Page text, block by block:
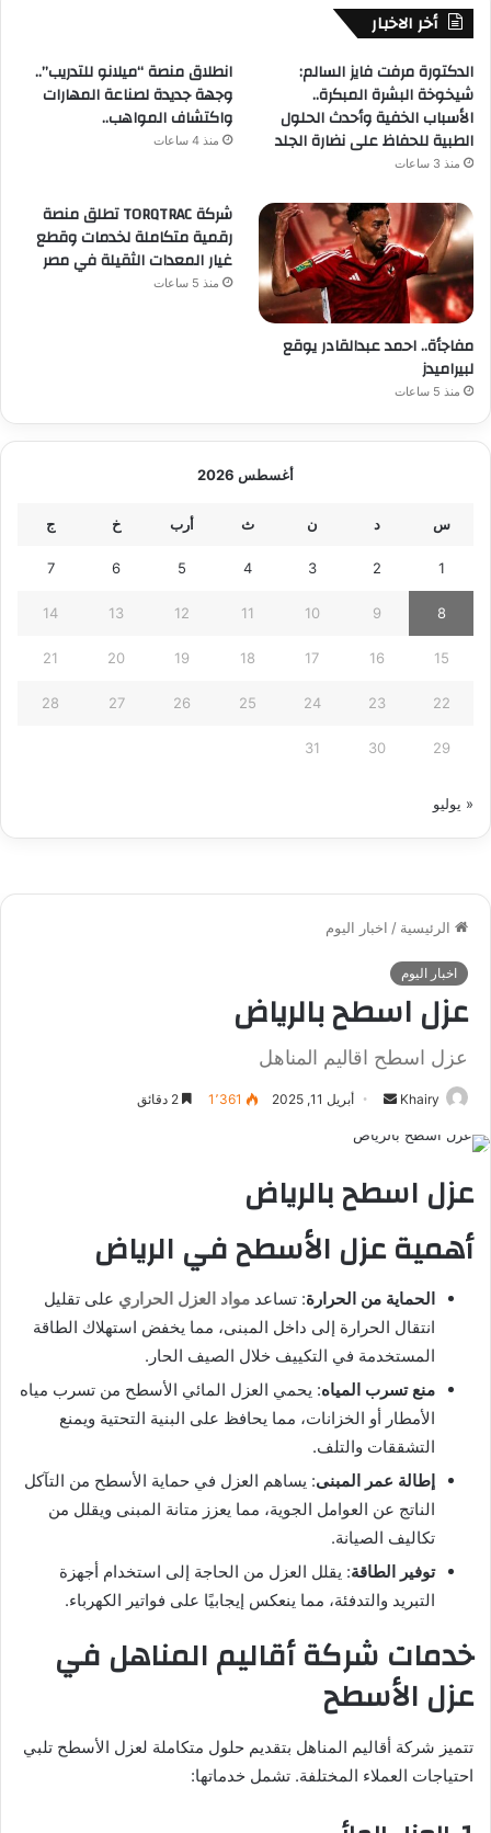
أخر الاخبار
الدكتورة مرفت فايز السالم:
شيخوخة البشرة المبكرة..
الأسباب الخفية وأحدث الحلول
الطبية للحفاظ على نضارة الجلد
منذ 3 ساعات
انطلاق منصة “ميلانو للتدريب”..
وجهة جديدة لصناعة المهارات
واكتشاف المواهب..
منذ 4 ساعات
مفاجأة.. احمد عبدالقادر يوقع
لبيراميدز
منذ 5 ساعات
شركة TORQTRAC تطلق منصة
رقمية متكاملة لخدمات وقطع
غيار المعدات الثقيلة في مصر
منذ 5 ساعات
أغسطس 2026
س د ن ث أرب خ ج
1
2
3
4
5
6
7
8
9
10
11
12
13
14
15
16
17
18
19
20
21
22
23
24
25
26
27
28
29
30
31
« يوليو